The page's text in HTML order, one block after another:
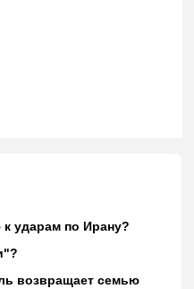
ударам по Ирану?
возвращает семью